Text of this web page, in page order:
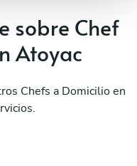
sobre Chef
Atoyac
Chefs a Domicilio en